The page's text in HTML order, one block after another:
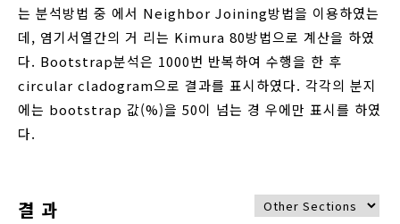
는 분석방법 중 에서 Neighbor Joining방법을 이용하였는
데, 염기서열간의 거 리는 Kimura 80방법으로 계산을 하였
다. Bootstrap분석은 1000번 반복하여 수행을 한 후
circular cladogram으로 결과를 표시하였다. 각각의 분지
에는 bootstrap 값(%)을 50이 넘는 경 우에만 표시를 하였
다.
결 과